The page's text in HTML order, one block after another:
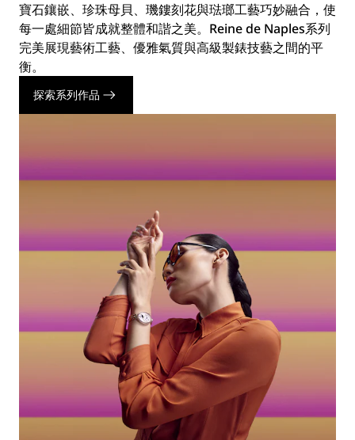
寶石鑲嵌、珍珠母貝、璣鏤刻花與琺瑯工藝巧妙融合，使
每一處細節皆成就整體和諧之美。Reine de Naples系列
完美展現藝術工藝、優雅氣質與高級製錶技藝之間的平
衡。
探索系列作品